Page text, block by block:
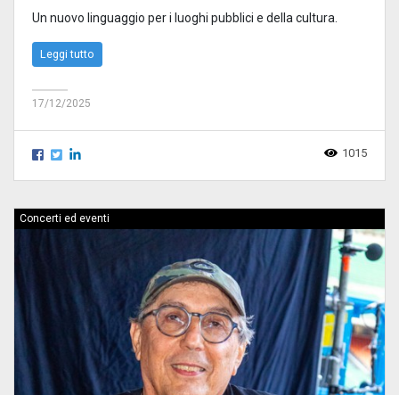
Un nuovo linguaggio per i luoghi pubblici e della cultura.
Leggi tutto
17/12/2025
1015
Concerti ed eventi